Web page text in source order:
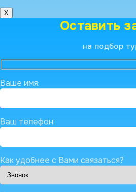
X
Оставить
на подбор
Ваше имя:
Ваш телефон:
Как удобнее с Вами связаться?